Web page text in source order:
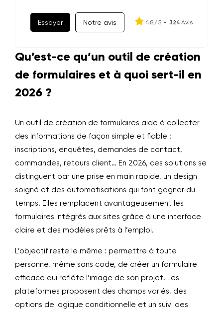
Essayer Notre avis 4.8 /5 - 324 Avis
Qu’est-ce qu’un outil de création
de formulaires et à quoi sert-il en
2026 ?
Un outil de création de formulaires aide à collecter
des informations de façon simple et fiable :
inscriptions, enquêtes, demandes de contact,
commandes, retours client… En 2026, ces solutions se
distinguent par une prise en main rapide, un design
soigné et des automatisations qui font gagner du
temps. Elles remplacent avantageusement les
formulaires intégrés aux sites grâce à une interface
claire et des modèles prêts à l’emploi.
L’objectif reste le même : permettre à toute
personne, même sans code, de créer un formulaire
efficace qui reflète l’image de son projet. Les
plateformes proposent des champs variés, des
options de logique conditionnelle et un suivi des